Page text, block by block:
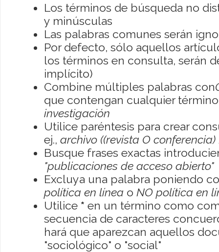
Los términos de búsqueda no
y minúsculas
Las palabras comunes serán
Por defecto, sólo aquellos
los términos en consulta, serán
implícito)
Combine múltiples palabras con
que contengan cualquier
investigación
Utilice paréntesis para crear
ej., archivo ((revista O conferencia)
Busque frases exactas
"publicaciones de acceso abierto"
Excluya una palabra poniendo
política en línea o NO política en
Utilice * en un término como
secuencia de caracteres
hará que aparezcan aquellos
"sociológico" o "social"